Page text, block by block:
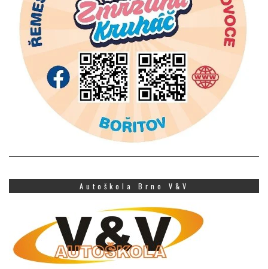
Autoškola Brno V&V